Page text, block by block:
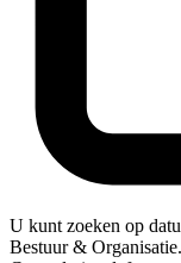
U kunt zoeken op
Bestuur &